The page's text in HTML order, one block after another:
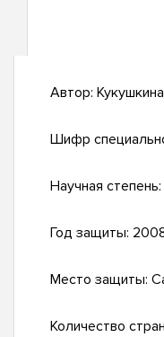
Автор:
Шифр
Научная степень:
Год защиты:
Место защиты:
Количество